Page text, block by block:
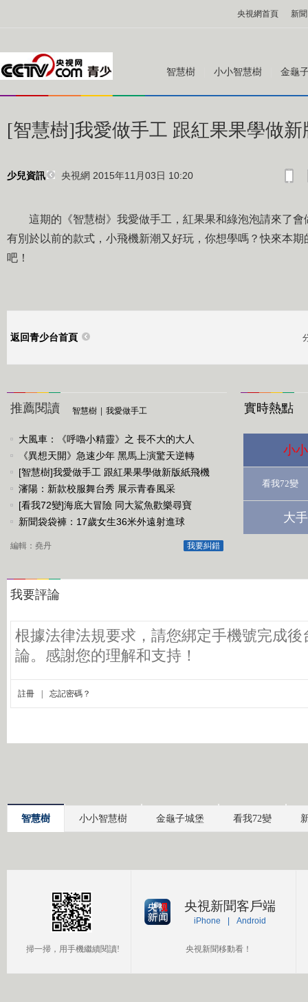
央視網首頁 新聞
智慧樹 小小智慧樹 金龜
[智慧樹]我愛做手工 跟紅果果學做新
少兒資訊 央視網 2015年11月03日 10:20
這期的《智慧樹》我愛做手工，紅果果和綠泡泡請來了會
有別於以前的款式，小飛機新潮又好玩，你想學嗎？快來本
吧！
返回青少台首頁
推薦閱讀 智慧樹 我愛做手工
大風車：《呼嚕小精靈》之 長不大的大人
《異想天開》急速少年 黑馬上演驚天逆轉
[智慧樹]我愛做手工 跟紅果果學做新版紙飛機
瀋陽：新款校服舞台秀 展示青春風采
[看我72變]海底大冒險 同大鯊魚歡樂尋寶
新聞袋袋褲：17歲女生36米外遠射進球
我要糾錯
編輯：堯丹
實時熱點
小
看我72變
大
智慧樹 小小智慧樹 金龜子城堡 看我72變
掃一掃，用手機繼續閱讀!
央視新聞客戶端
iPhone Android
央視新聞移動看！